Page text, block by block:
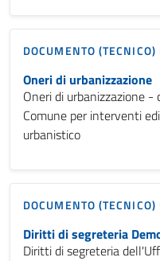
DOCUMENTO (TECNICO)
Oneri di urbanizzazione
Oneri di urbanizzazione
Comune per interventi
urbanistico
DOCUMENTO (TECNICO)
Diritti di segreteria
Diritti di segreteria